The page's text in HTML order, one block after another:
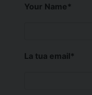
Your Name*
La tua email*